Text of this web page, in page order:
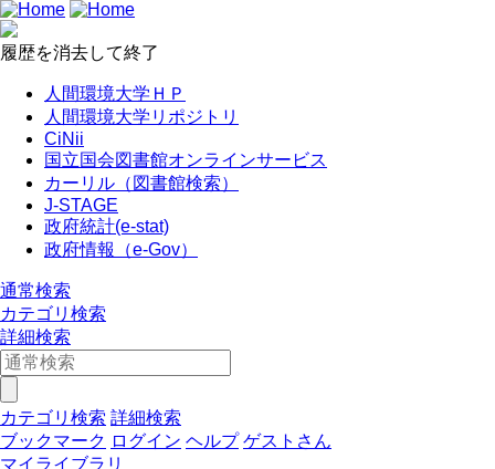
履歴を消去して終了
人間環境大学ＨＰ
人間環境大学リポジトリ
CiNii
国立国会図書館オンラインサービス
カーリル（図書館検索）
J-STAGE
政府統計(e-stat)
政府情報（e-Gov）
通常検索
カテゴリ検索
詳細検索
カテゴリ検索 詳細検索
ブックマーク ログイン ヘルプ ゲストさん
マイライブラリ